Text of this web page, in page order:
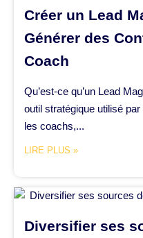
Créer un Lead
Générer des
Coach
Qu’est-ce qu’un Lead
outil stratégique utilisé
les coachs,...
LIRE PLUS »
Diversifier ses